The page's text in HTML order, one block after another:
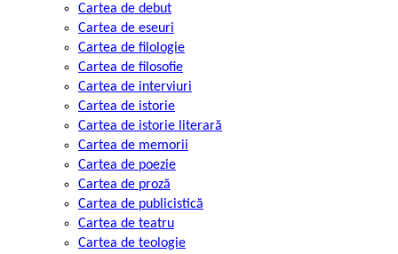
Cartea de debut
Cartea de eseuri
Cartea de filologie
Cartea de filosofie
Cartea de interviuri
Cartea de istorie
Cartea de istorie literară
Cartea de memorii
Cartea de poezie
Cartea de proză
Cartea de publicistică
Cartea de teatru
Cartea de teologie